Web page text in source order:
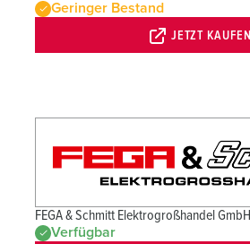
Geringer Bestand
JETZT KAUFEN
FEGA & Schmitt Elektrogroßhandel GmbH
Verfügbar